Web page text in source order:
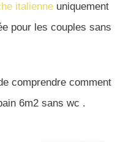
italienne uniquement
pour les couples sans
comprendre comment
6m2 sans wc .